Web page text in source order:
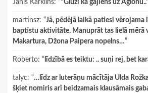
Janis Karklins: “"Gluži kā gājiens uz Aglonu.."
martinsz: “Jā, pēdējā laikā patiesi vērojama
baptistu aktivitāte. Manuprāt tas lielā mērā
Makartura, Džona Paipera nopelns…”
Roberto: “ līdzībā es teiktu: .. suņi rej, bet
talyc: “…līdz ar luterāņu mācītāja Ulda
šķiet nomiris arī beidzamais klausāmais